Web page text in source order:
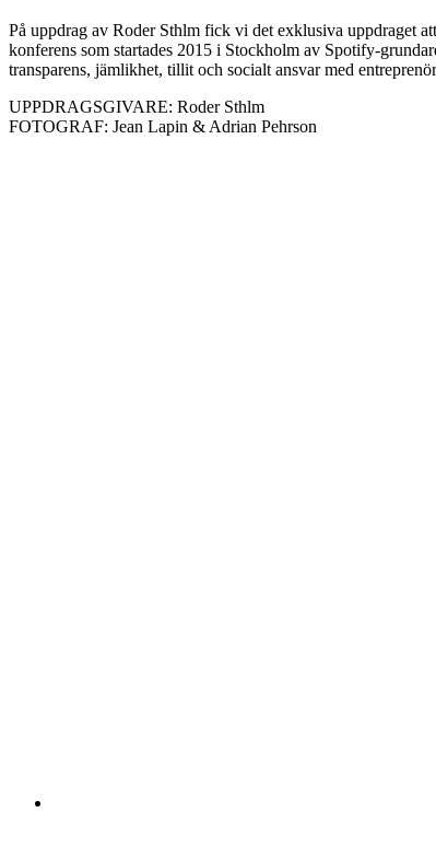
På uppdrag av Roder Sthlm fick vi det exklusiva uppdraget
konferens som startades 2015 i Stockholm av Spotify-
transparens, jämlikhet, tillit och socialt ansvar med
UPPDRAGSGIVARE: Roder Sthlm
FOTOGRAF: Jean Lapin & Adrian Pehrson